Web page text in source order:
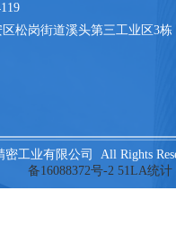
松岗街道溪头第三工业区3栋
工业有限公司 All Rights
备16088372号-2 51LA统计